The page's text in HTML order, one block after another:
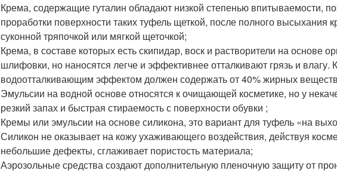
Крема, содержащие гуталин обладают низкой степенью впитываемости,
проработки поверхности таких туфель щеткой, после полного высыхания
суконной тряпочкой или мягкой щеточкой;
Крема, в составе которых есть скипидар, воск и растворители на основе
шлифовки, но наносятся легче и эффективнее отталкивают грязь и влагу.
водоотталкивающим эффектом должен содержать от 40% жирных
Эмульсии на водной основе относятся к очищающей косметике, но у
резкий запах и быстрая стираемость с поверхности обувки ;
Кремы или эмульсии на основе силикона, это вариант для туфель «на
Силикон не оказывает на кожу ухаживающего воздействия, действуя
небольшие дефекты, сглаживает пористость материала;
Аэрозольные средства создают дополнительную пленочную защиту от